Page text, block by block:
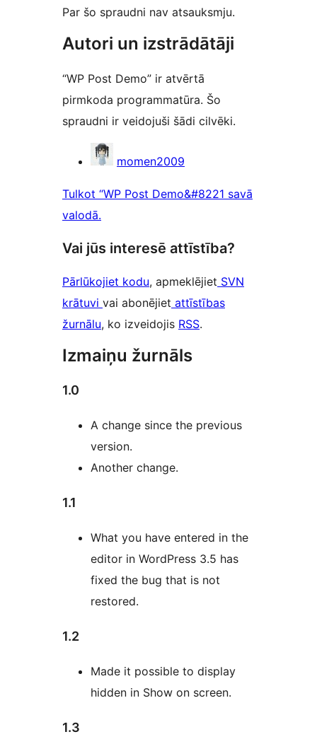
Par šo spraudni nav atsauksmju.
Autori un izstrādātāji
“WP Post Demo” ir atvērtā
pirmkoda programmatūra. Šo
spraudni ir veidojuši šādi cilvēki.
Līdzdalībnieki
momen2009
Tulkot “WP Post Demo&#8221 savā
valodā.
Vai jūs interesē attīstība?
Pārlūkojiet kodu, apmeklējiet SVN
krātuvi vai abonējiet attīstības
žurnālu, ko izveidojis RSS.
Izmaiņu žurnāls
1.0
A change since the previous
version.
Another change.
1.1
What you have entered in the
editor in WordPress 3.5 has
fixed the bug that is not
restored.
1.2
Made it possible to display
hidden in Show on screen.
1.3